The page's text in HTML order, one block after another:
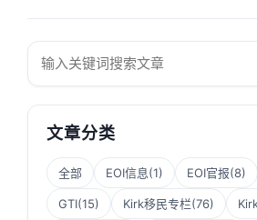
搜
文章分类
全部 EOI信息(1) EOI官报(8)
GTI(15) Kirk移民专栏(76)